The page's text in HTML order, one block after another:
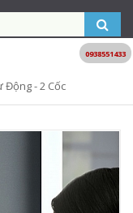
Động - 2 Cốc
0938551433